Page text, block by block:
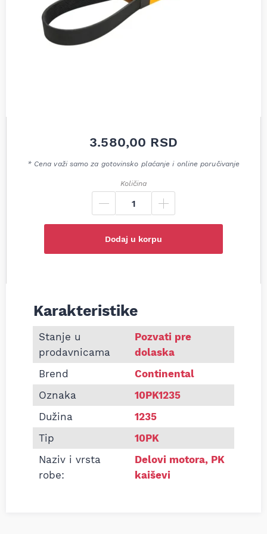
3.580,00 RSD
* Cena važi samo za gotovinsko plaćanje i online poručivanje
Količina
Dodaj u korpu
Informacije o Pk kaiš Continental 10PK1235
Karakteristike
Stanje u
prodavnicama
Pozvati pre
dolaska
Brend
Continental
Oznaka
10PK1235
Dužina
1235
Tip
10PK
Naziv i vrsta
robe:
Delovi motora, PK
kaiševi